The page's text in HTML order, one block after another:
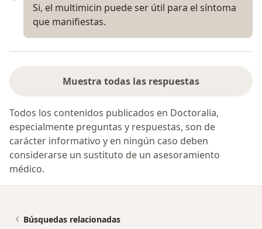
Si, el multimicin puede ser útil para el síntoma
que manifiestas.
Muestra todas las respuestas
Todos los contenidos publicados en Doctoralia,
especialmente preguntas y respuestas, son de
carácter informativo y en ningún caso deben
considerarse un sustituto de un asesoramiento
médico.
Búsquedas relacionadas